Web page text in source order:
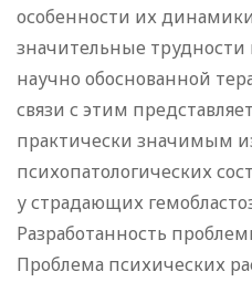
особенности их
значительные
научно обоснованной
связи с этим
практически значимым
психопатологических
у страдающих
Разработанность
Проблема психических